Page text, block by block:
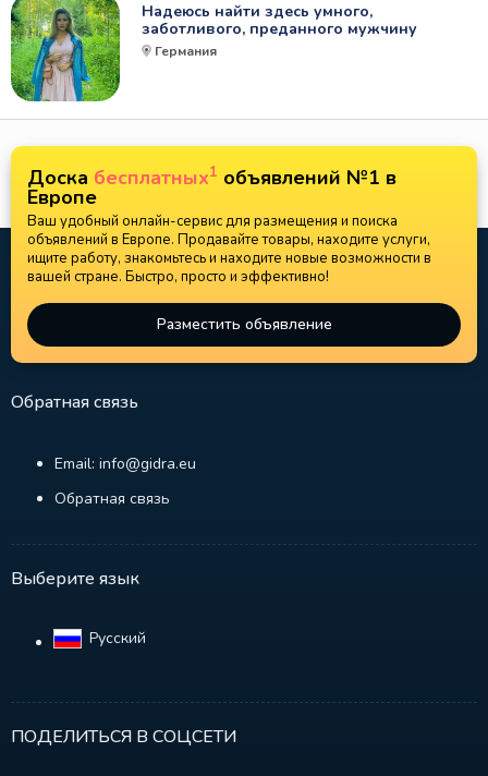
Надеюсь найти здесь умного,
заботливого, преданного мужчину
Германия
Доска бесплатных1 объявлений №1 в
Европе
Ваш удобный онлайн-сервис для размещения и поиска
объявлений в Европе. Продавайте товары, находите услуги,
ищите работу, знакомьтесь и находите новые возможности в
вашей стране. Быстро, просто и эффективно!
Разместить объявление
Обратная связь
Email: info@gidra.eu
Обратная связь
Выберите язык
Русский‎
ПОДЕЛИТЬСЯ В СОЦСЕТИ